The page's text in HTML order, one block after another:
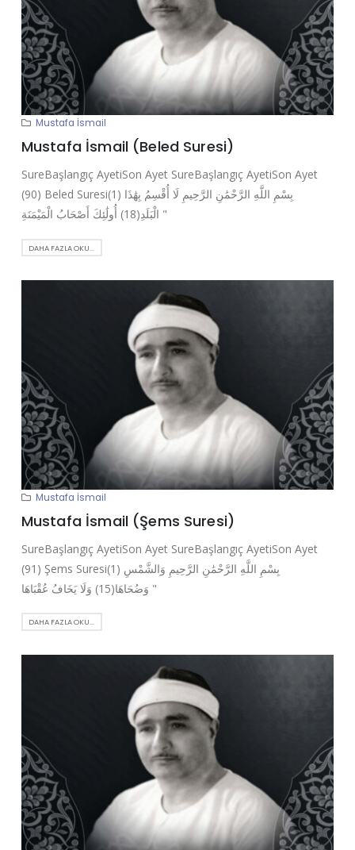
Mustafa İsmail
Mustafa İsmail (Beled Suresi)
SureBaşlangıç AyetiSon Ayet SureBaşlangıç AyetiSon Ayet
(90) Beled Suresi(1) بِسْمِ اللَّهِ الرَّحْمَٰنِ الرَّحِيمِ لَا أُقْسِمُ بِهَٰذَا
الْبَلَدِ(18) أُولَٰئِكَ أَصْحَابُ الْمَيْمَنَةِ "
DAHA FAZLA OKU...
Mustafa İsmail
Mustafa İsmail (Şems Suresi)
SureBaşlangıç AyetiSon Ayet SureBaşlangıç AyetiSon Ayet
(91) Şems Suresi(1) بِسْمِ اللَّهِ الرَّحْمَٰنِ الرَّحِيمِ وَالشَّمْسِ
وَضُحَاهَا(15) وَلَا يَخَافُ عُقْبَاهَا "
DAHA FAZLA OKU...